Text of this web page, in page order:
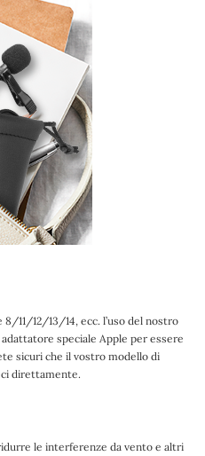
8/11/12/13/14, ecc. l’uso del nostro
speciale Apple per essere
sicuri che il vostro modello di
direttamente.
le interferenze da vento e altri